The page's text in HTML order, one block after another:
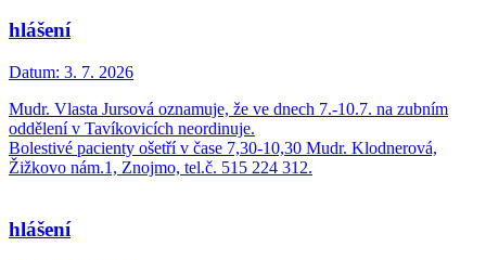
hlášení
Datum: 3. 7. 2026
Mudr. Vlasta Jursová oznamuje, že ve dnech 7.-10.7. na zubním
oddělení v Tavíkovicích neordinuje.
Bolestivé pacienty ošetří v čase 7,30-10,30 Mudr. Klodnerová,
Žižkovo nám.1, Znojmo, tel.č. 515 224 312.
hlášení